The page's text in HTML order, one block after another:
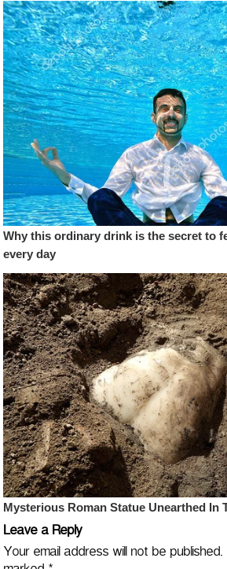
Leave a Reply
Your email address will not be published.